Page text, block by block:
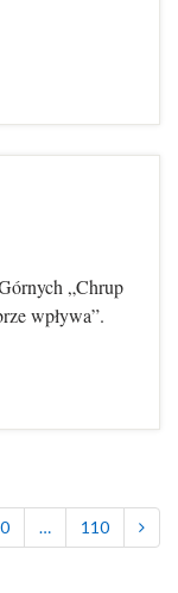
„Chrup
wpływa”.
… 110